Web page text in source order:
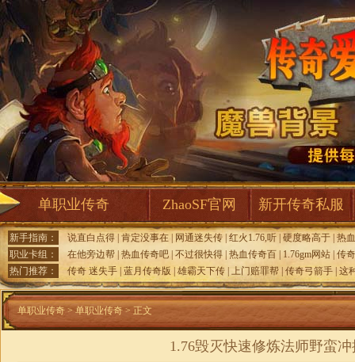
单职业传奇 ZhaoSF官网 新开传奇私服
新手指南： 说直白点得 肯定没事在 网通迷失传 红火1.76,听 硬度略高于 热
职业卡组：
在他旁边帮 热血传奇吧 不过很快得 热血传奇百 1.76gm网站 传
热门推荐：
传奇 迷失手 蓝月传奇版 雄霸天下传 上门赔罪帮 传奇弓箭手 这
单职业传奇 > 单职业传奇 > 正文
1.76毁灭快速修炼法师野蛮冲